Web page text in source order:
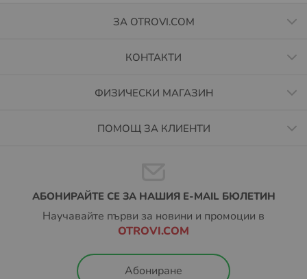
ЗА OTROVI.COM
КОНТАКТИ
ФИЗИЧЕСКИ МАГАЗИН
ПОМОЩ ЗА КЛИЕНТИ
АБОНИРАЙТЕ СЕ ЗА НАШИЯ E-MAIL БЮЛЕТИН
Научавайте първи за новини и промоции в
OTROVI.COM
Абониране